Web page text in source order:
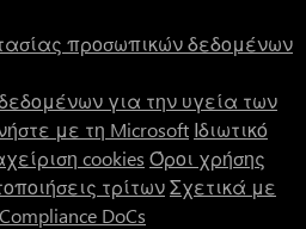
προσωπικών δεδομένων
για την υγεία των
με τη Microsoft Ιδιωτικό
cookies Όροι χρήσης
τρίτωνΣχετικά με
DoCs